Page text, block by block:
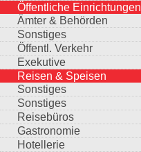
Öffentliche Einrichtungen
Ämter & Behörden
Sonstiges
Öffentl. Verkehr
Exekutive
Reisen & Speisen
Sonstiges
Sonstiges
Reisebüros
Gastronomie
Hotellerie